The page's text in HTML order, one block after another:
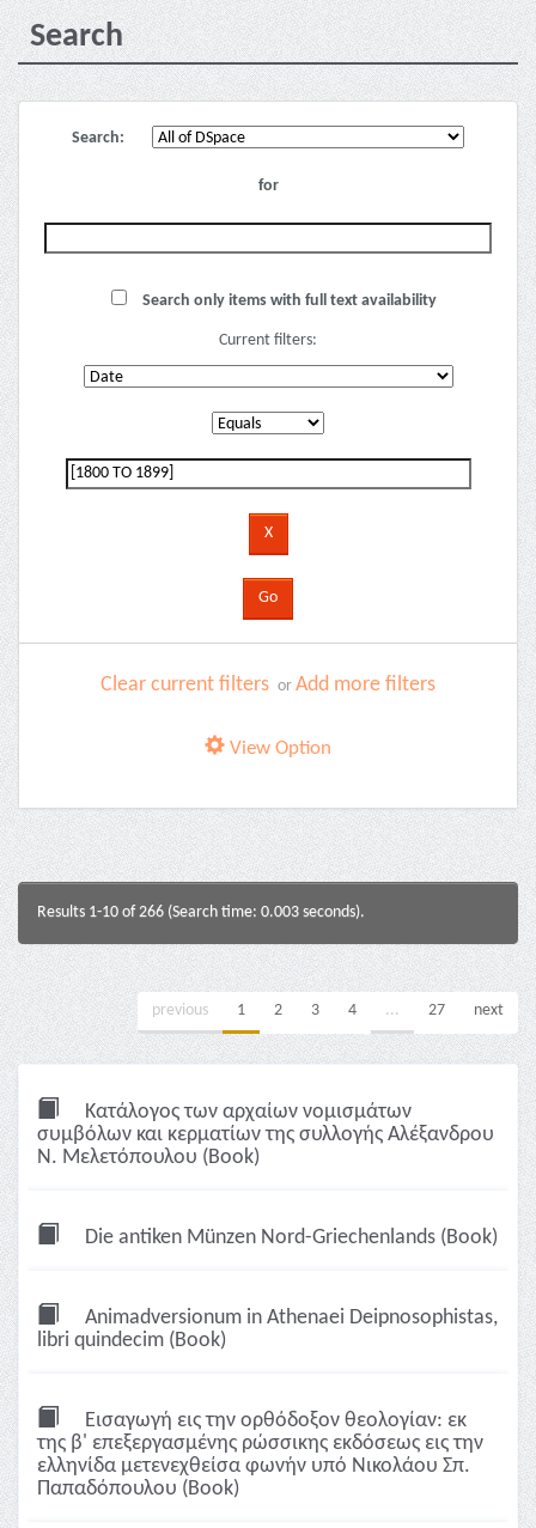
Search
Search:
for
Search only items with full text availability
Current filters:
Clear current filters or Add more filters
View Option
Results 1-10 of 266 (Search time: 0.003 seconds).
previous 1 2 3 4 ... 27 next
Κατάλογος των αρχαίων νομισμάτων
συμβόλων και κερματίων της συλλογής Αλέξανδρου
Ν. Μελετόπουλου (Book)
Die antiken Münzen Nord-Griechenlands (Book)
Animadversionum in Athenaei Deipnosophistas,
libri quindecim (Book)
Εισαγωγή εις την ορθόδοξον θεολογίαν: εκ
της β' επεξεργασμένης ρώσσικης εκδόσεως εις την
ελληνίδα μετενεχθείσα φωνήν υπό Νικολάου Σπ.
Παπαδόπουλου (Book)